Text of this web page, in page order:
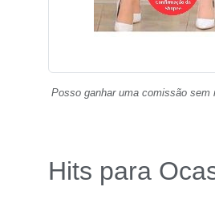
Posso ganhar uma comissão sem
Hits para